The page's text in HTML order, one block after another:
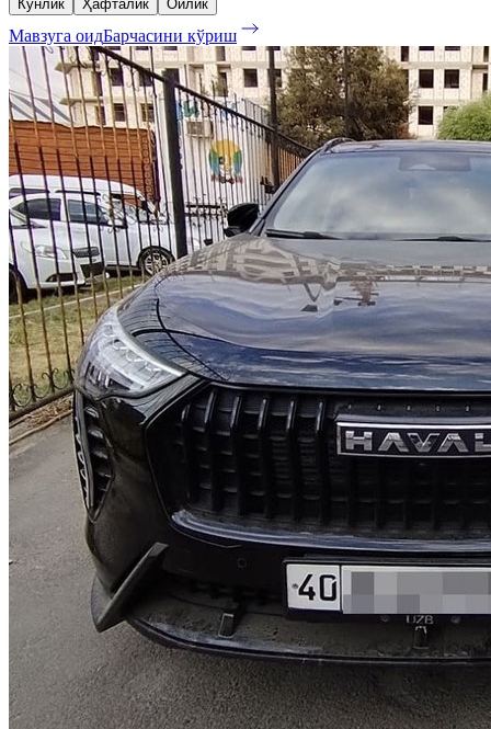
Кунлик Ҳафталик Ойлик
Мавзуга оидБарчасини кўриш